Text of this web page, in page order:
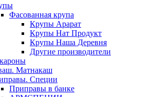
Фасованная крупа
Крупы Арарат
Крупы Нат Продукт
Крупы Наша Деревня
Другие производители
Матнакаш
Специи
Приправы в банке